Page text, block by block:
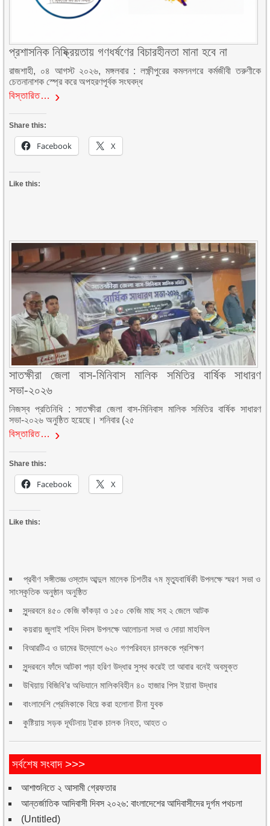
প্রশাসনিক নিষ্ক্রিয়তায় গণধর্ষণের বিচারহীনতা মানা হবে না
রাজশাহী, ০৪ আগস্ট ২০২৬, মঙ্গলবার : লক্ষ্ণীপুরের কমলনগরে কর্মজীবী তরুণীকে
চেতনানাশক স্প্রে করে অপহরণপূর্বক সংঘবদ্ধ
বিস্তারিত…
Share this:
Facebook X
Like this:
সাতক্ষীরা জেলা বাস-মিনিবাস মালিক সমিতির বার্ষিক সাধারণ
সভা-২০২৬
নিজস্ব প্রতিনিধি : সাতক্ষীরা জেলা বাস-মিনিবাস মালিক সমিতির বার্ষিক সাধারণ
সভা-২০২৬ অনুষ্ঠিত হয়েছে। শনিবার (২৫
বিস্তারিত…
Share this:
Facebook X
Like this:
প্রবীণ সঙ্গীতজ্ঞ ওস্তাদ আব্দুল মালেক চিশতীর ৭ম মৃত্যুবার্ষিকী উপলক্ষে স্মরণ সভা ও
সাংস্কৃতিক অনুষ্ঠান অনুষ্ঠিত
সুন্দরবনে ৪৫০ কেজি কাঁকড়া ও ১৫০ কেজি মাছ সহ ২ জেলে আটক
কয়রায় জুলাই শহিদ দিবস উপলক্ষে আলোচনা সভা ও দোয়া মাহফিল
বিআরটিএ ও ডামের উদ্যোগে ৬২০ গণপরিবহন চালককে প্রশিক্ষণ
সুন্দরবনে ফাঁদে আটকা পড়া হরিণ উদ্ধার সুস্থ করেই তা আবার বনেই অবমুক্ত
উখিয়ায় বিজিবি’র অভিযানে মালিকবিহীন ৪০ হাজার পিস ইয়াবা উদ্ধার
বাংলাদেশি প্রেমিকাকে বিয়ে করা হলোনা চীনা যুবক
কুষ্টিয়ায় সড়ক দূর্ঘটনায় ট্রাক চালক নিহত, আহত ৩
সর্বশেষ সংবাদ >>>
আশাশুনিতে ২ আসামী গ্রেফতার
আন্তর্জাতিক আদিবাসী দিবস ২০২৬: বাংলাদেশের আদিবাসীদের দূর্গম পথচলা
(Untitled)